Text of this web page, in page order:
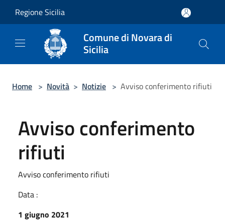
Regione Sicilia
Comune di Novara di
Sicilia
Home > Novità > Notizie > Avviso conferimento rifiuti
Avviso conferimento
rifiuti
Avviso conferimento rifiuti
Data :
1 giugno 2021